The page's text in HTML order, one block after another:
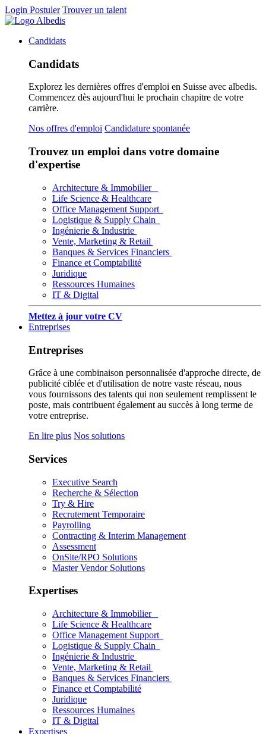
Login Postuler Trouver un talent
Candidats
Candidats
Explorez les dernières offres d'emploi en Suisse avec albedis.
Commencez dès aujourd'hui le prochain chapitre de votre
carrière.
Nos offres d'emploi Candidature spontanée
Trouvez un emploi dans votre domaine
d'expertise
Architecture & Immobilier
Life Science & Healthcare
Office Management Support
Logistique & Supply Chain
Ingénierie & Industrie
Vente, Marketing & Retail
Banques & Services Financiers
Finance et Comptabilité
Juridique
Ressources Humaines
IT & Digital
Mettez à jour votre CV
Entreprises
Entreprises
Grâce à une combinaison personnalisée d'approche directe, de
publicité ciblée et d'utilisation de notre vaste réseau, nous
vous fournissons des talents qui non seulement remplissent le
poste, mais contribuent également au succès à long terme de
votre entreprise.
En lire plus Nos solutions
Services
Executive Search
Recherche & Sélection
Try & Hire
Recrutement Temporaire
Payrolling
Contracting & Interim Management
Assessment
OnSite/RPO Solutions
Master Vendor Solutions
Expertises
Architecture & Immobilier
Life Science & Healthcare
Office Management Support
Logistique & Supply Chain
Ingénierie & Industrie
Vente, Marketing & Retail
Banques & Services Financiers
Finance et Comptabilité
Juridique
Ressources Humaines
IT & Digital
Expertises